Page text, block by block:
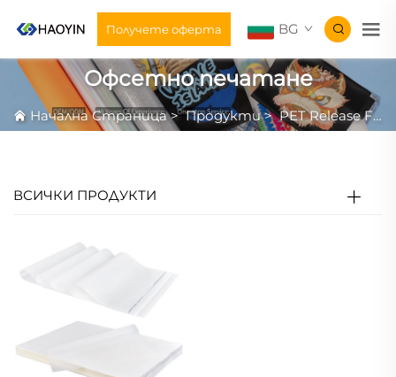
Получете оферта BG
Офсетно печатане
Начална Страница>Продукти>PET Release Film
ВСИЧКИ ПРОДУКТИ